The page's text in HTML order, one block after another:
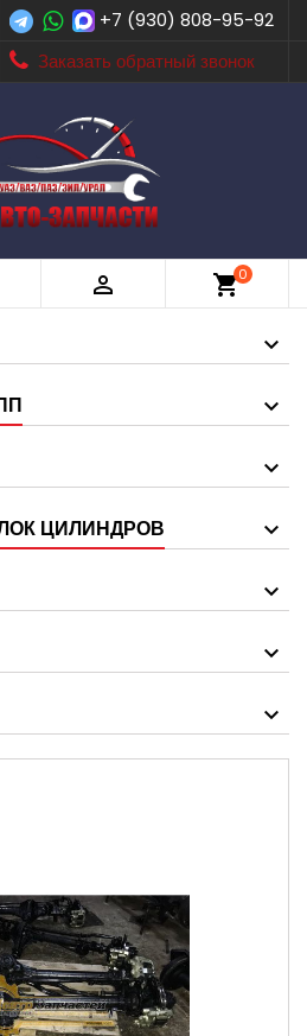
+7 (930) 808-95-92
Заказать обратный звонок
 shopping_cart0
ЦИЛИНДРОВ